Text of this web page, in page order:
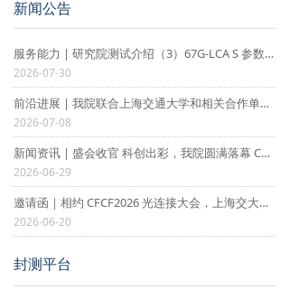
新闻公告
服务能力 | 研究院测试介绍（3）67G-LCA S 参数及 TDR 测试：高频解析，验证传输链路 “阻抗可靠性” 服务能力
2026-07-30
前沿进展 | 我院联合上海交通大学和相关合作单位，在集成微波光子多波束形成核心技术领域取得重要突破性进展
2026-07-08
新闻资讯 | 盛会收官 科创出彩，我院圆满落幕 CFCF2026 光连接大会
2026-06-29
邀请函｜相约 CFCF2026 光连接大会，上海交大平湖智能光电研究院 B9 展位静候莅临
2026-06-20
封测平台